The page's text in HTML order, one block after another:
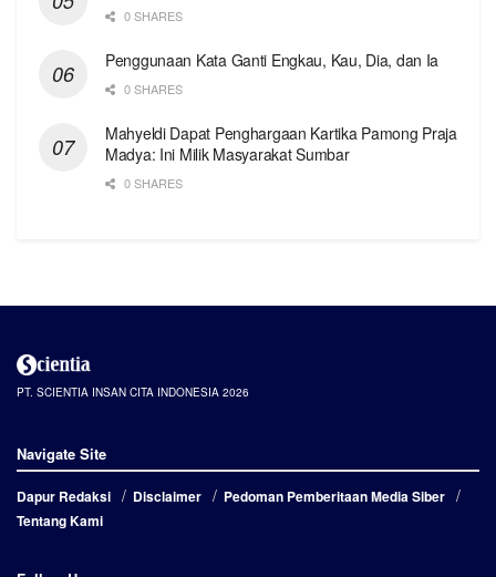
0 SHARES
Penggunaan Kata Ganti Engkau, Kau, Dia, dan Ia
0 SHARES
Mahyeldi Dapat Penghargaan Kartika Pamong Praja
Madya: Ini Milik Masyarakat Sumbar
0 SHARES
PT. SCIENTIA INSAN CITA INDONESIA 2026
Navigate Site
Dapur Redaksi Disclaimer
Pedoman Pemberitaan Media Siber
Tentang Kami